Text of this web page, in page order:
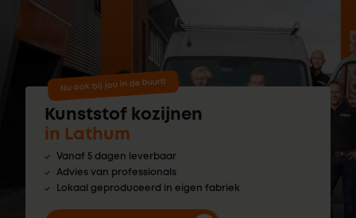
Nu ook bij jou in de buurt!
Kunststof kozijnen
in Lathum
Vanaf 5 dagen leverbaar
Advies van professionals
Lokaal geproduceerd in eigen fabriek